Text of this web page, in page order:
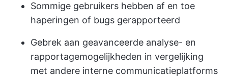
Sommige gebruikers hebben af en toe
haperingen of bugs gerapporteerd
Gebrek aan geavanceerde analyse- en
rapportagemogelijkheden in vergelijking
met andere interne communicatieplatforms